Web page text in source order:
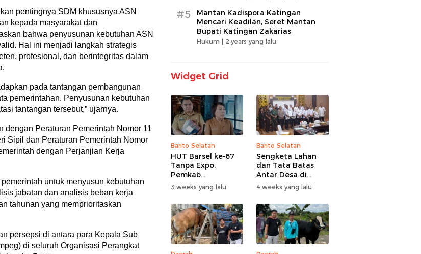
pentingnya SDM khususnya ASN
kepada masyarakat dan
bahwa penyusunan kebutuhan ASN
Hal ini menjadi langkah strategis
profesional, dan berintegritas dalam
pada tantangan pembangunan
pemerintahan. Penyusunan kebutuhan
tantangan tersebut,” ujarnya.
Peraturan Pemerintah Nomor 11
Sipil dan Peraturan Pemerintah Nomor
dengan Perjanjian Kerja
untuk menyusun kebutuhan
jabatan dan analisis beban kerja
tahunan yang memprioritaskan
persepsi di antara para Kepala Sub
di seluruh Organisasi Perangkat
#5
Mantan Kadispora Katingan
Mencari Keadilan, Seret Mantan
Bupati Katingan Zakarias
Hukum | 2 years yang lalu
Widget Grid
Barito Selatan
HUT Barsel ke-67
Tanpa Expo,
Pemkab
Prioritaskan UMKM
dan Bantuan Sosial
3 weeks yang lalu
Barito Selatan
Sengketa Lahan
dan Tata Batas
Antar Desa di
Barsel Jadi
Perhatian Serius
4 weeks yang lalu